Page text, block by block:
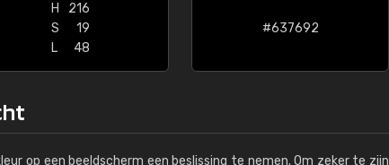
H
216
S
19
L
48
#637692
op een beeldscherm een beslissing te nemen. Om zeker te zijn